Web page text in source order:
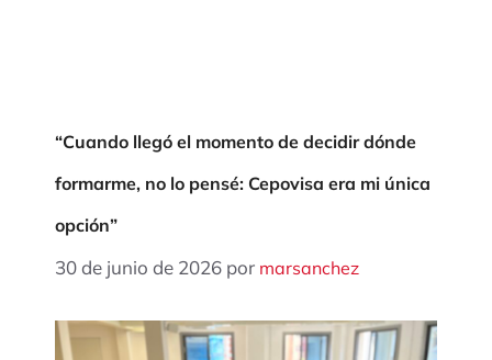
“Cuando llegó el momento de decidir dónde
formarme, no lo pensé: Cepovisa era mi única
opción”
30 de junio de 2026 por marsanchez